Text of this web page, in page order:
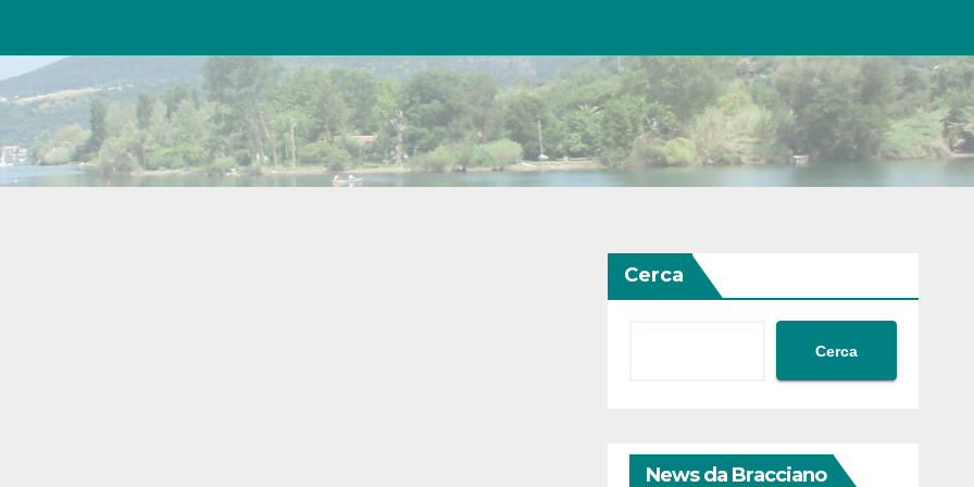
Cerca
Cerca
News da Bracciano